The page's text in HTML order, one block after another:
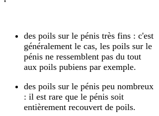
des poils sur le pénis très fins : c'est
généralement le cas, les poils sur le
pénis ne ressemblent pas du tout
aux poils pubiens par exemple.
des poils sur le pénis peu nombreux
: il est rare que le pénis soit
entièrement recouvert de poils.